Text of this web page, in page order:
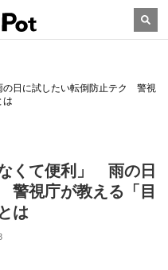
の日に試したい転倒防止テク 警視
は
くて便利」 雨の日
視庁が教える「目
は